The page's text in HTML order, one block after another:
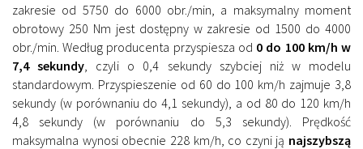
zakresie od 5750 do 6000 obr./min, a maksymalny moment
obrotowy 250 Nm jest dostępny w zakresie od 1500 do 4000
obr./min. Według producenta przyspiesza od 0 do 100 km/h w
7,4 sekundy , czyli o 0,4 sekundy szybciej niż w modelu
standardowym. Przyspieszenie od 60 do 100 km/h zajmuje 3,8
sekundy (w porównaniu do 4,1 sekundy), a od 80 do 120 km/h
4,8 sekundy (w porównaniu do 5,3 sekundy). Prędkość
maksymalna wynosi obecnie 228 km/h, co czyni ją najszybszą